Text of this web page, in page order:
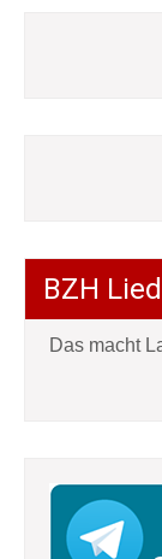
BZH Lied
Das macht